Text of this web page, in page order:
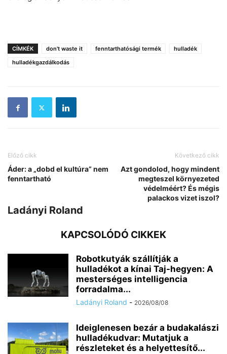
CÍMKÉK don't waste it fenntarthatósági termék
hulladék
hulladékgazdálkodás
Előző cikk
Áder: a „dobd el kultúra” nem
fenntartható
Következő cikk
Azt gondolod, hogy mindent
megteszel környezeted
védelméért? És mégis
palackos vizet iszol?
Ladányi Roland
KAPCSOLÓDÓ CIKKEK
Robotkutyák szállítják a
hulladékot a kínai Taj-hegyen: A
mesterséges intelligencia
forradalma...
Ladányi Roland - 2026/08/08
Ideiglenesen bezár a budakalászi
hulladékudvar: Mutatjuk a
részleteket és a helyettesítő...